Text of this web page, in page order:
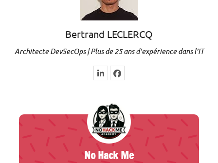
Bertrand LECLERCQ
Architecte DevSecOps | Plus de 25 ans d’expérience dans l’IT
No Hack Me